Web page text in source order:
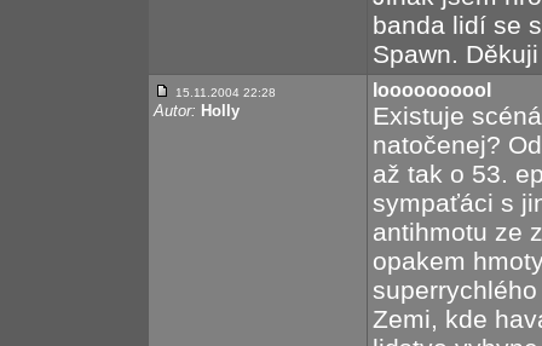
banda lidí se
Spawn.
15.11.2004 22:28
Autor: Holly
loooooooool
Existuje
natočenej?
až tak o 53.
sympaťáci s
antihmotu ze
opakem
Zemi, kde